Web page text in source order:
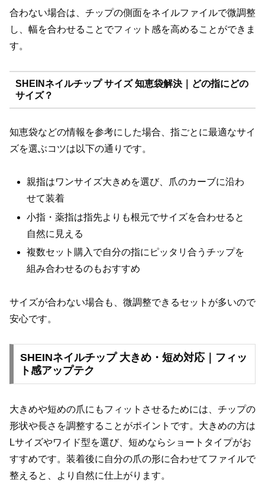
合わない場合は、チップの側面をネイルファイルで微調整
し、幅を合わせることでフィット感を高めることができま
す。
SHEINネイルチップ サイズ 知恵袋解決｜どの指にどの
サイズ？
知恵袋などの情報を参考にした場合、指ごとに最適なサイ
ズを選ぶコツは以下の通りです。
親指はワンサイズ大きめを選び、爪のカーブに沿わ
せて装着
小指・薬指は指先よりも根元でサイズを合わせると
自然に見える
複数セット購入で自分の指にピッタリ合うチップを
組み合わせるのもおすすめ
サイズが合わない場合も、微調整できるセットが多いので
安心です。
SHEINネイルチップ 大きめ・短め対応｜フィッ
ト感アップテク
大きめや短めの爪にもフィットさせるためには、チップの
形状や長さを調整することがポイントです。大きめの方は
Lサイズやワイド型を選び、短めならショートタイプがお
すすめです。装着後に自分の爪の形に合わせてファイルで
整えると、より自然に仕上がります。